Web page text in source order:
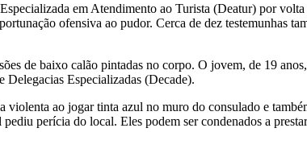
em Atendimento ao Turista (Deatur) por
ofensiva ao pudor. Cerca de dez testemunhas
de baixo calão pintadas no corpo. O jovem, de 19
Especializadas (Decade).
ao jogar tinta azul no muro do consulado e
perícia do local. Eles podem ser condenados a